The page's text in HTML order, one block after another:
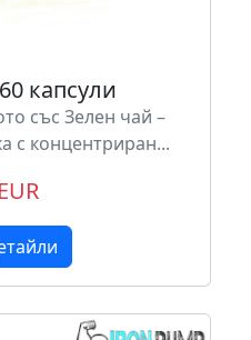
капсули
със Зелен чай –
с концентриран...